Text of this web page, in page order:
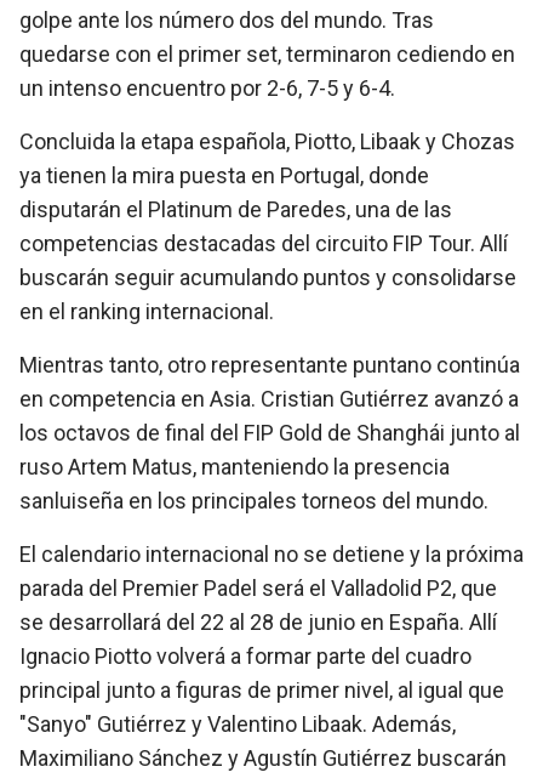
golpe ante los número dos del mundo. Tras
quedarse con el primer set, terminaron cediendo en
un intenso encuentro por 2-6, 7-5 y 6-4.
Concluida la etapa española, Piotto, Libaak y Chozas
ya tienen la mira puesta en Portugal, donde
disputarán el Platinum de Paredes, una de las
competencias destacadas del circuito FIP Tour. Allí
buscarán seguir acumulando puntos y consolidarse
en el ranking internacional.
Mientras tanto, otro representante puntano continúa
en competencia en Asia. Cristian Gutiérrez avanzó a
los octavos de final del FIP Gold de Shanghái junto al
ruso Artem Matus, manteniendo la presencia
sanluiseña en los principales torneos del mundo.
El calendario internacional no se detiene y la próxima
parada del Premier Padel será el Valladolid P2, que
se desarrollará del 22 al 28 de junio en España. Allí
Ignacio Piotto volverá a formar parte del cuadro
principal junto a figuras de primer nivel, al igual que
"Sanyo" Gutiérrez y Valentino Libaak. Además,
Maximiliano Sánchez y Agustín Gutiérrez buscarán